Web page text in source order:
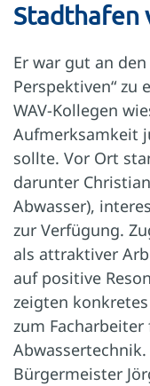
Stadthafen
Er war gut an
Perspektiven“ zu
WAV-Kollegen
Aufmerksamkeit
sollte. Vor Ort
darunter
Abwasser),
zur Verfügung.
als attraktiver
auf positive
zeigten
zum
Bürgermeister